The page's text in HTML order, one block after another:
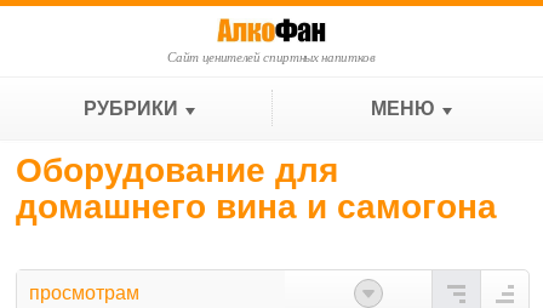
Сайт ценителей спиртных напитков
РУБРИКИ МЕНЮ
Оборудование для
домашнего вина и самогона
просмотрам